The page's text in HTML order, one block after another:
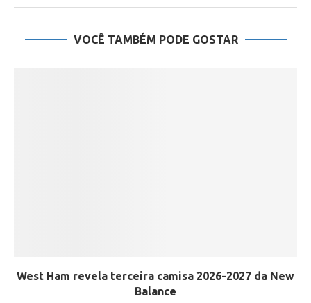
VOCÊ TAMBÉM PODE GOSTAR
West Ham revela terceira camisa 2026-2027 da New
Balance